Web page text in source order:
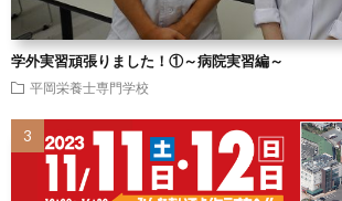
学外実習頑張りました！①～病院実習編～
平岡栄養士専門学校